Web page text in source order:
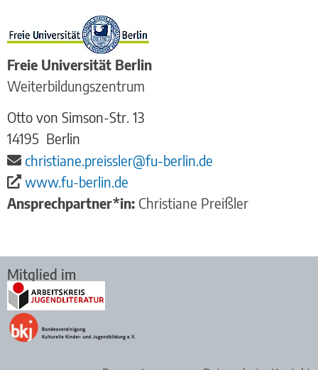
Freie Universität Berlin
Weiterbildungszentrum
Otto von Simson-Str. 13
14195 Berlin
christiane.preissler@fu-berlin.de
www.fu-berlin.de
Ansprechpartner*in: Christiane Preißler
Mitglied im